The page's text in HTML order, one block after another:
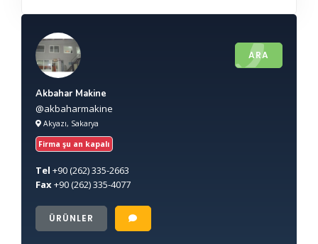
ARA
Akbahar Makine
@akbaharmakine
Akyazı, Sakarya
Firma şu an kapalı
Tel +90(262) 335-2663
Fax+90(262) 335-4077
ÜRÜNLER